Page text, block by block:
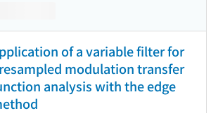
of a variable filter for
modulation transfer
analysis with the edge